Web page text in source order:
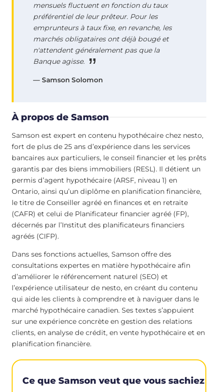
mensuels fluctuent en fonction du taux
préférentiel de leur prêteur. Pour les
emprunteurs à taux fixe, en revanche, les
marchés obligataires ont déjà bougé et
n'attendent généralement pas que la
Banque agisse.
— Samson Solomon
À propos de Samson
Samson est expert en contenu hypothécaire chez nesto,
fort de plus de 25 ans d’expérience dans les services
bancaires aux particuliers, le conseil financier et les prêts
garantis par des biens immobiliers (RESL). Il détient un
permis d’agent hypothécaire (ARSF, niveau 1) en
Ontario, ainsi qu’un diplôme en planification financière,
le titre de Conseiller agréé en finances et en retraite
(CAFR) et celui de Planificateur financier agréé (FP),
décernés par l’Institut des planificateurs financiers
agréés (CIFP).
Dans ses fonctions actuelles, Samson offre des
consultations expertes en matière hypothécaire afin
d’améliorer le référencement naturel (SEO) et
l’expérience utilisateur de nesto, en créant du contenu
qui aide les clients à comprendre et à naviguer dans le
marché hypothécaire canadien. Ses textes s’appuient
sur une expérience concrète en gestion des relations
clients, en analyse de crédit, en vente hypothécaire et en
planification financière.
Ce que Samson veut que vous sachiez